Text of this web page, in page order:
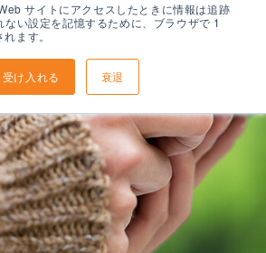
サイトにアクセスしたときに情報は追跡
ない設定を記憶するために、ブラウザで 1
ます。
受け入れる 衰退